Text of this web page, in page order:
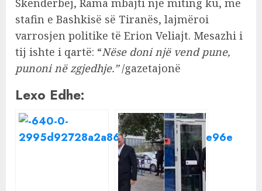
Skënderbej, Rama mbajti një miting ku, me
stafin e Bashkisë së Tiranës, lajmëroi
varrosjen politike të Erion Veliajt. Mesazhi i
tij ishte i qartë: “Nëse doni një vend pune,
punoni në zgjedhje.”/gazetajonë
Lexo Edhe: